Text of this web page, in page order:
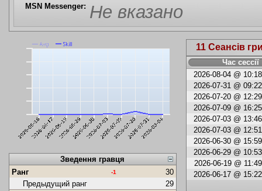
MSN Messenger: Не вказано
Зведення гравця
Ранг
-1
30
Предыдущий ранг
29
11 Сеансів
Час сессії
2026-08-04 @
2026-07-31 @
2026-07-20 @
2026-07-09 @
2026-07-03 @
2026-07-03 @
2026-06-30 @
2026-06-29 @
2026-06-19 @
2026-06-17 @